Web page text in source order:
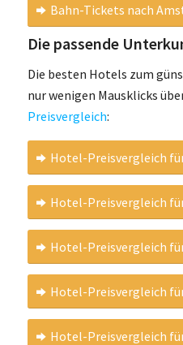
Bahn-Tickets nach
Die passende
Die besten Hotels zum
nur wenigen Mausklicks
Preisvergleich:
Hotel-Preisvergleich
Hotel-Preisvergleich
Hotel-Preisvergleich
Hotel-Preisvergleich
Hotel-Preisvergleich für